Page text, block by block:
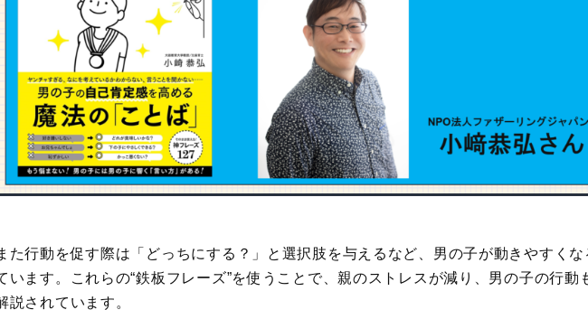
た行動を促す際は「どっちにする？」と選択肢を与えるなど、男の子が動きやすく
います。これらの“鉄板フレーズ”を使うことで、親のストレスが減り、男の子の行動
説されています。